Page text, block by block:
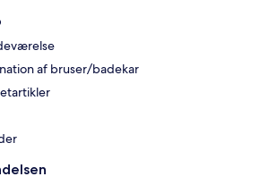
af bruser/badekar